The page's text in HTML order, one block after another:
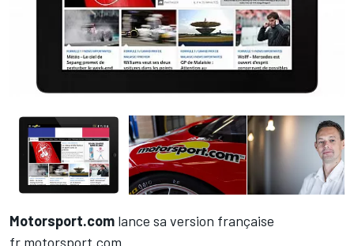
Motorsport.com lance sa version française
fr.motorsport.com